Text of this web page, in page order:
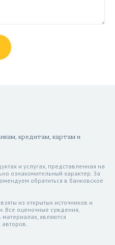
кредитам, картам и
и услугах, представленная на
ознакомительный характер. За
обратиться в банковское
из открытых источников и
Все оценочные суждения,
являются